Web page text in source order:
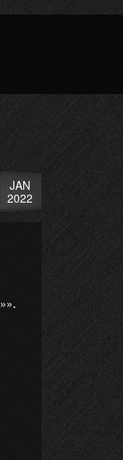
JAN
2022